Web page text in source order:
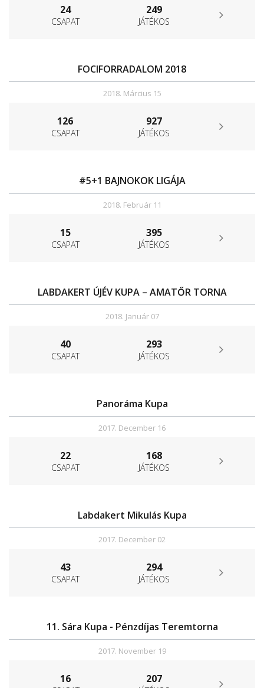
24
CSAPAT
249
JÁTÉKOS
FOCIFORRADALOM 2018
2018. Március 15
126
CSAPAT
927
JÁTÉKOS
#5+1 BAJNOKOK LIGÁJA
2018. Február 11
15
CSAPAT
395
JÁTÉKOS
LABDAKERT ÚJÉV KUPA – AMATŐR TORNA
2018. Január 07
40
CSAPAT
293
JÁTÉKOS
Panoráma Kupa
2017. December 16
22
CSAPAT
168
JÁTÉKOS
Labdakert Mikulás Kupa
2017. December 02
43
CSAPAT
294
JÁTÉKOS
11. Sára Kupa - Pénzdíjas Teremtorna
2017. November 19
16 207